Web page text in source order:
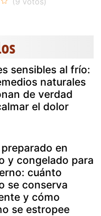
sensibles al frío:
naturales
de verdad
el dolor
en
y congelado para
cuánto
se conserva
y cómo
se estropee